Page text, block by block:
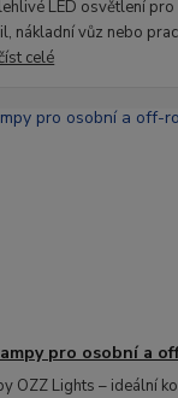
LED osvětlení
nákladní vůz nebo
celé
pro osobní a
OZZ Lights – ideální